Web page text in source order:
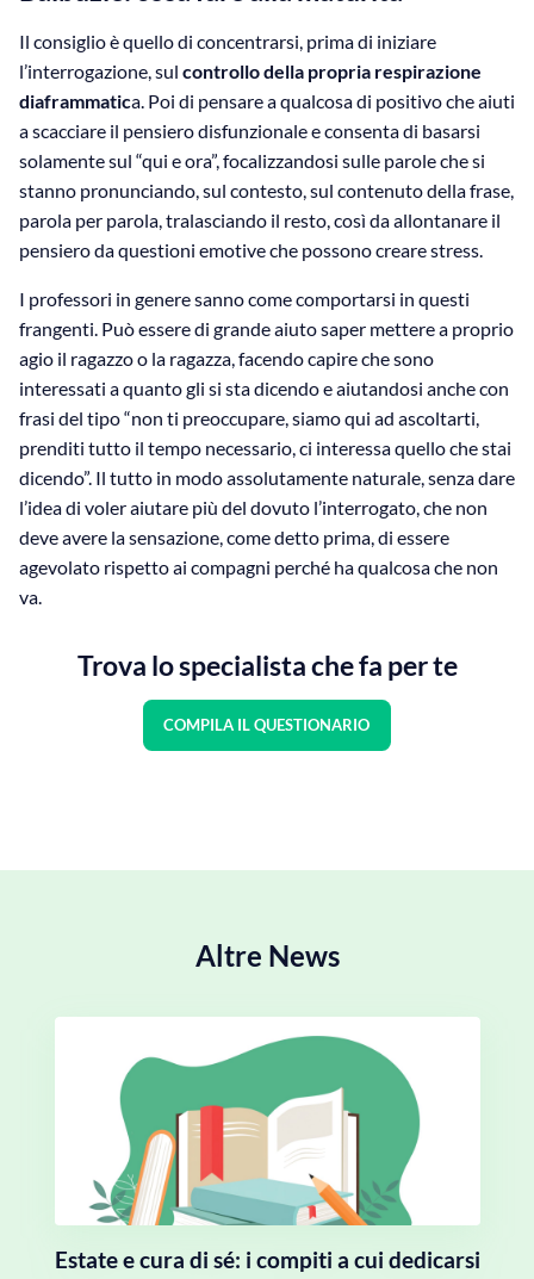
Il consiglio è quello di concentrarsi, prima di iniziare
l’interrogazione, sul controllo della propria respirazione
diaframmatica. Poi di pensare a qualcosa di positivo che aiuti
a scacciare il pensiero disfunzionale e consenta di basarsi
solamente sul “qui e ora”, focalizzandosi sulle parole che si
stanno pronunciando, sul contesto, sul contenuto della frase,
parola per parola, tralasciando il resto, così da allontanare il
pensiero da questioni emotive che possono creare stress.
I professori in genere sanno come comportarsi in questi
frangenti. Può essere di grande aiuto saper mettere a proprio
agio il ragazzo o la ragazza, facendo capire che sono
interessati a quanto gli si sta dicendo e aiutandosi anche con
frasi del tipo “non ti preoccupare, siamo qui ad ascoltarti,
prenditi tutto il tempo necessario, ci interessa quello che stai
dicendo”. Il tutto in modo assolutamente naturale, senza dare
l’idea di voler aiutare più del dovuto l’interrogato, che non
deve avere la sensazione, come detto prima, di essere
agevolato rispetto ai compagni perché ha qualcosa che non
va.
Trova lo specialista che fa per te
COMPILA IL QUESTIONARIO
Altre News
Estate e cura di sé: i compiti a cui dedicarsi